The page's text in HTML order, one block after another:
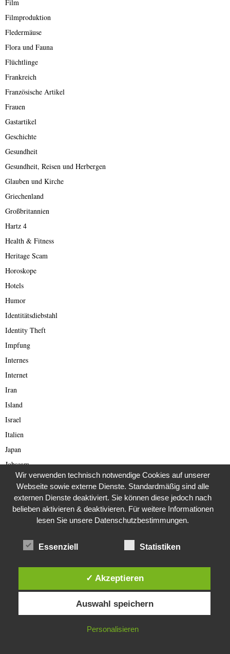
Film
Filmproduktion
Fledermäuse
Flora und Fauna
Flüchtlinge
Frankreich
Französische Artikel
Frauen
Gastartikel
Geschichte
Gesundheit
Gesundheit, Reisen und Herbergen
Glauben und Kirche
Griechenland
Großbritannien
Hartz 4
Health & Fitness
Heritage Scam
Horoskope
Hotels
Humor
Identitätsdiebstahl
Identity Theft
Impfung
Internes
Internet
Iran
Island
Israel
Italien
Japan
Jobscam
Juke Box
Kanaren
Kinder
Kongo
Königreich Deutschland
Kriminalität
Diese Website verwendet Cookies. Durch die weitere Nutzung dieser
Website stimmst du der Verwendung von Cookies zu.
IN ORDNUNG
Wir verwenden technisch notwendige Cookies auf unserer
Webseite sowie externe Dienste. Standardmäßig sind alle
externen Dienste deaktiviert. Sie können diese jedoch nach
belieben aktivieren & deaktivieren. Für weitere Informationen
lesen Sie unsere Datenschutzbestimmungen.
Essenziell Statistiken
✓ Akzeptieren
Auswahl speichern
Personalisieren